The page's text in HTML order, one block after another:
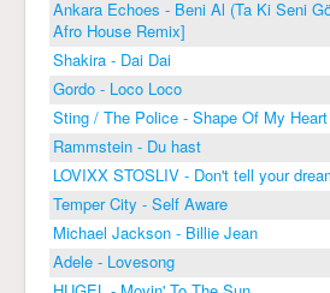
Ankara Echoes - Beni Al (Ta Ki Seni
Afro House Remix]
Shakira - Dai Dai
Gordo - Loco Loco
Sting / The Police - Shape Of My Heart
Rammstein - Du hast
LOVIXX STOSLIV - Don't tell your
Temper City - Self Aware
Michael Jackson - Billie Jean
Adele - Lovesong